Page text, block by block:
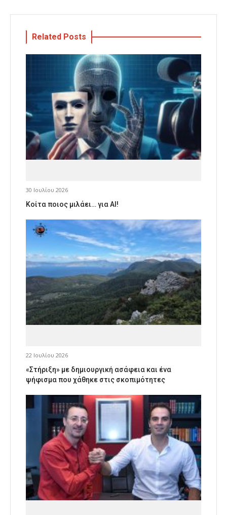
Related Posts
30 Ιουλίου 2026
Κοίτα ποιος μιλάει… για AI!
22 Ιουλίου 2026
«Στήριξη» με δημιουργική ασάφεια και ένα
ψήφισμα που χάθηκε στις σκοπιμότητες